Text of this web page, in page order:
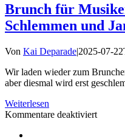
Brunch für
Schlemmen und
Von Kai Deparade|2025-07-
Wir laden wieder zum
aber diesmal wird erst
Weiterlesen
Kommentare deaktiviertfür